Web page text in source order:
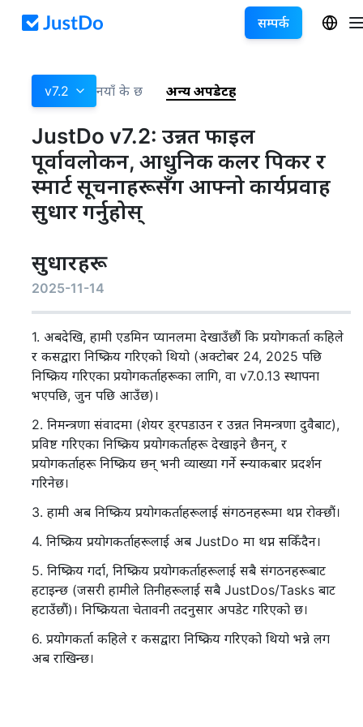
सम्पर्क
v7.2 नयाँ के छ अन्य अपडेटहरू
JustDo v7.2: उन्नत फाइल
पूर्वावलोकन, आधुनिक कलर पिकर र
स्मार्ट सूचनाहरूसँग आफ्नो कार्यप्रवाह
सुधार गर्नुहोस्
सुधारहरू
2025-11-14
1. अबदेखि, हामी एडमिन प्यानलमा देखाउँछौं कि प्रयोगकर्ता कहिले
र कसद्वारा निष्क्रिय गरिएको थियो (अक्टोबर 24, 2025 पछि
निष्क्रिय गरिएका प्रयोगकर्ताहरूका लागि, वा v7.0.13 स्थापना
भएपछि, जुन पछि आउँछ)।
2. निमन्त्रणा संवादमा (शेयर ड्रपडाउन र उन्नत निमन्त्रणा दुवैबाट),
प्रविष्ट गरिएका निष्क्रिय प्रयोगकर्ताहरू देखाइने छैनन्, र
प्रयोगकर्ताहरू निष्क्रिय छन् भनी व्याख्या गर्ने स्न्याकबार प्रदर्शन
गरिनेछ।
3. हामी अब निष्क्रिय प्रयोगकर्ताहरूलाई संगठनहरूमा थप्न रोक्छौं।
4. निष्क्रिय प्रयोगकर्ताहरूलाई अब JustDo मा थप्न सकिँदैन।
5. निष्क्रिय गर्दा, निष्क्रिय प्रयोगकर्ताहरूलाई सबै संगठनहरूबाट
हटाइन्छ (जसरी हामीले तिनीहरूलाई सबै JustDos/Tasks बाट
हटाउँछौं)। निष्क्रियता चेतावनी तदनुसार अपडेट गरिएको छ।
6. प्रयोगकर्ता कहिले र कसद्वारा निष्क्रिय गरिएको थियो भन्ने लग
अब राखिन्छ।